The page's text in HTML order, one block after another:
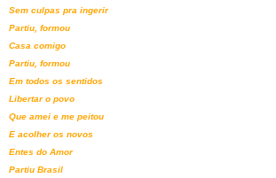
Sem culpas pra ingerir
Partiu, formou
Casa comigo
Partiu, formou
Em todos os sentidos
Libertar o povo
Que amei e me peitou
E acolher os novos
Entes do Amor
Partiu Brasil